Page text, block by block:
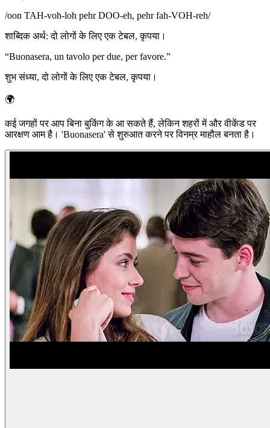
/oon TAH-voh-loh pehr DOO-eh, pehr fah-VOH-reh/
शाब्दिक अर्थ: दो लोगों के लिए एक टेबल, कृपया।
“Buonasera, un tavolo per due, per favore.”
शुभ संध्या, दो लोगों के लिए एक टेबल, कृपया।
🌍
कई जगहों पर आप बिना बुकिंग के आ सकते हैं, लेकिन शहरों में और वीकेंड पर
आरक्षण आम है। 'Buonasera' से शुरुआत करने पर विनम्र माहौल बनता है।